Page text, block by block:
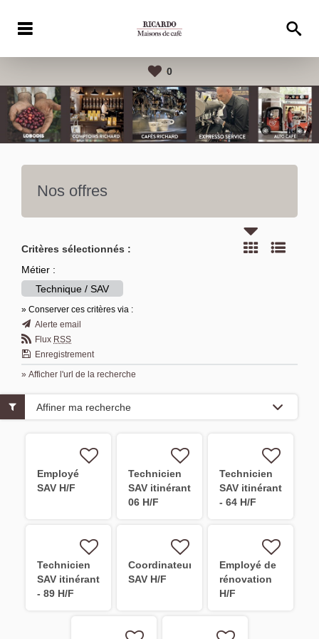
0
Nos offres
Critères sélectionnés :
Métier :
Technique / SAV
» Conserver ces critères via :
Alerte email
Flux RSS
Enregistrement
» Afficher l'url de la recherche
Employé
SAV H/F
Technicien
SAV itinérant
06 H/F
Technicien
SAV itinérant
- 64 H/F
Technicien
SAV itinérant
- 89 H/F
Coordinateur
SAV H/F
Employé de
rénovation
H/F
Affiner ma recherche